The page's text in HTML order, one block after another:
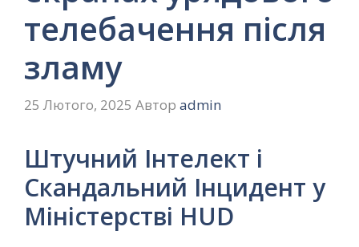
телебачення після
зламу
25 Лютого, 2025 Автор admin
Штучний Інтелект і
Скандальний Інцидент у
Міністерстві HUD